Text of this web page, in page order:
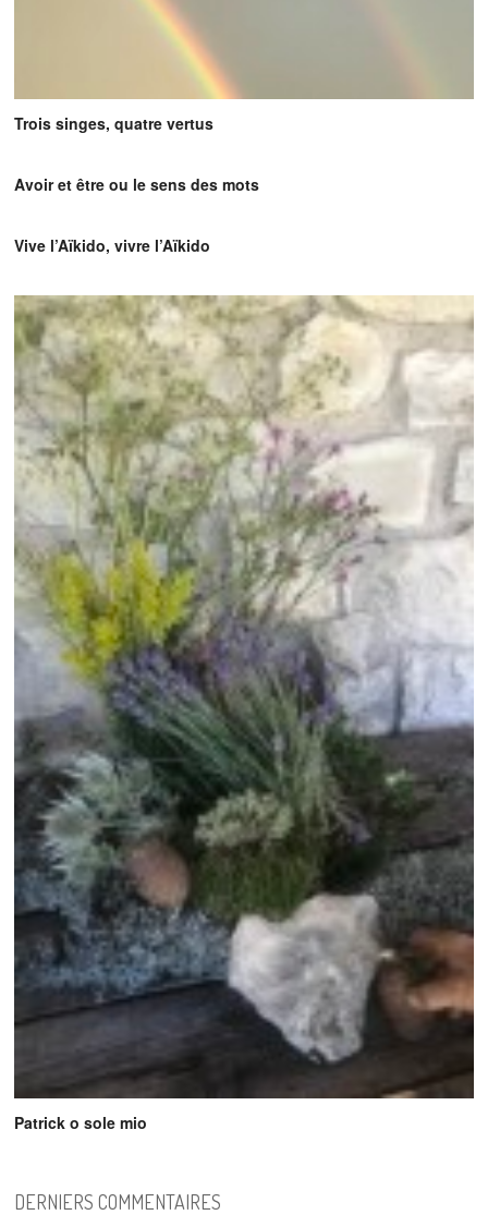
Trois singes, quatre vertus
Avoir et être ou le sens des mots
Vive l’Aïkido, vivre l’Aïkido
Patrick o sole mio
DERNIERS COMMENTAIRES